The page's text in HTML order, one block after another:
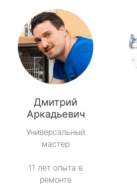
Дмитрий
Аркадьевич
Универсальный
мастер
11 лет опыта в
ремонте